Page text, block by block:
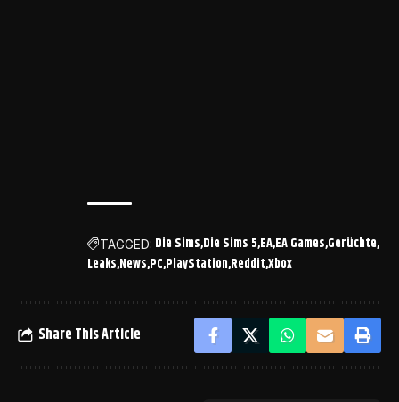
TAGGED: Die Sims Die Sims 5 EAEA Games Gerüchte
Leaks News PC PlayStation RedditXbox
Share This Article